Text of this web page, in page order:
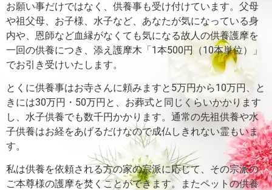
お願い事だけではなく、供養事も受け付けています。父母
や祖父母、お子様、水子など、あなたが気になっている身
内や、恩師など血縁がなくても気になる故人の供養護摩を
一回の供養につき、添え護摩木「1本500円（10本単位）」
でお引き受けいたします。
とくに供養事はお寺さんに頼みますと5万円から10万円、と
きには30万円・50万円と、お葬式と同じくらいかかります
し、水子供養でも数千円かかります。通常の先祖供養や水
子供養はお経をあげるだけなので成仏しきれない霊もいま
す。
私は供養を依頼される方の家の宗派に応じて、その宗派の
ご本尊様の護摩を焚くことができます。またペットの供養